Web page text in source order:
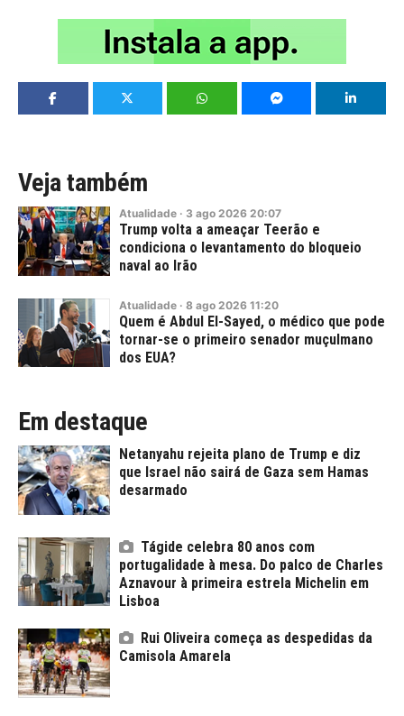
Veja também
Atualidade · 3 ago 2026 20:07
Trump volta a ameaçar Teerão e
condiciona o levantamento do bloqueio
naval ao Irão
Atualidade · 8 ago 2026 11:20
Quem é Abdul El-Sayed, o médico que pode
tornar-se o primeiro senador muçulmano
dos EUA?
Em destaque
Netanyahu rejeita plano de Trump e diz
que Israel não sairá de Gaza sem Hamas
desarmado
Tágide celebra 80 anos com
portugalidade à mesa. Do palco de Charles
Aznavour à primeira estrela Michelin em
Lisboa
Rui Oliveira começa as despedidas da
Camisola Amarela